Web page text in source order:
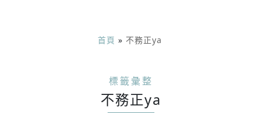
首頁 » 不務正ya
標籤彙整
不務正ya